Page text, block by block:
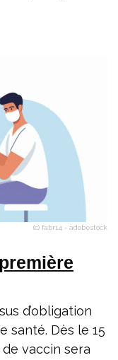
(c) fabr14 - adobestock
d’obligation
santé. Dès le 15
vaccin sera